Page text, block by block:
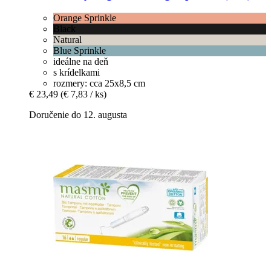
Orange Sprinkle
Black
Natural
Blue Sprinkle
ideálne na deň
s krídelkami
rozmery: cca 25x8,5 cm
€ 23,49 (€ 7,83 / ks)
Doručenie do 12. augusta